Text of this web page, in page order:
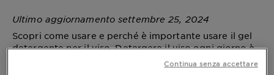
Ultimo aggiornamento settembre 25, 2024
Scopri come usare e perché è importante usare il gel
detergente per il viso. Detergere il viso ogni giorno è
Continua senza accettare